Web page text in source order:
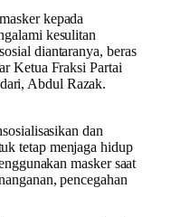
kepada
kesulitan
diantaranya, beras
Ketua Fraksi Partai
Abdul Razak.
dan
tetap menjaga hidup
masker saat
pencegahan